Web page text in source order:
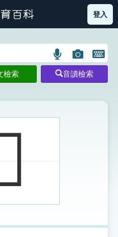
圖示 部首索引表圖示
登入
語
言
搜
示
圖
片
搜
開
鍵
圖
檢索 音讀檢索